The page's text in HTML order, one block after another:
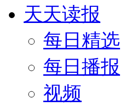
天天读报
每日精选
每日播报
视频